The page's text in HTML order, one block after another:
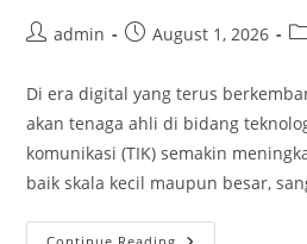
Postadmin
PostAugust 1, 2026
Di era digital yang terus
akan tenaga ahli di bidang
komunikasi (TIK) semakin
baik skala kecil maupun besar,